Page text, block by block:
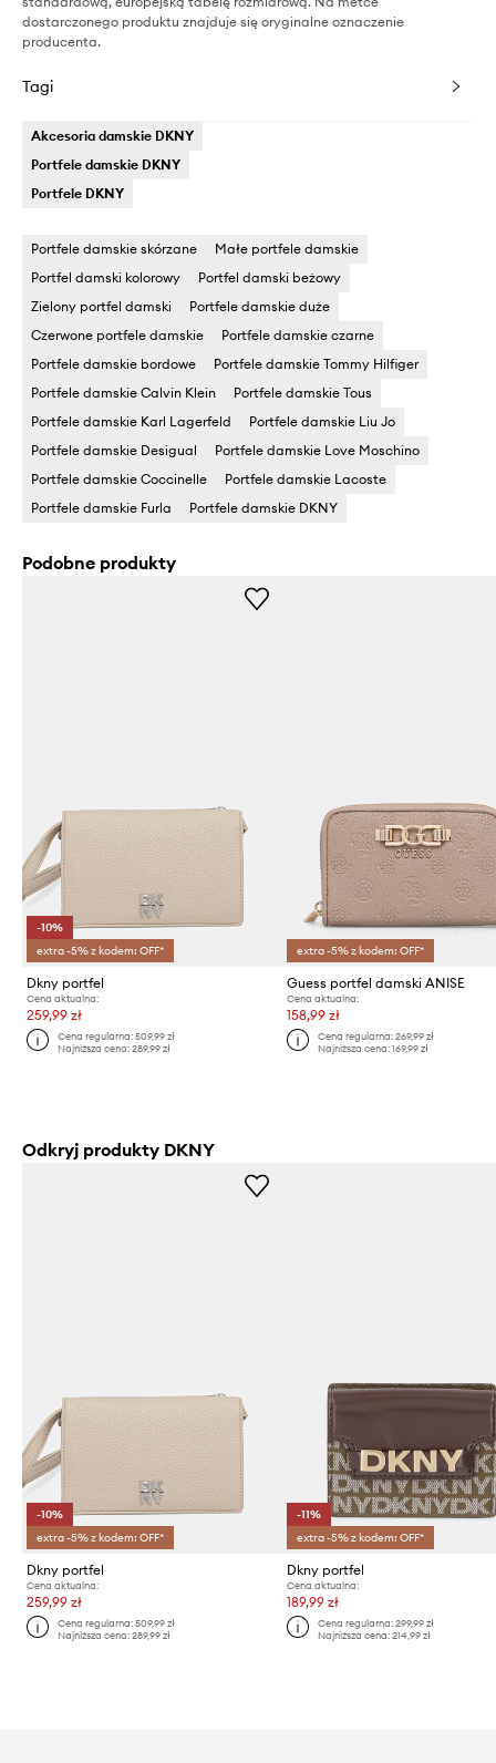
dostarczonego produktu znajduje się oryginalne oznaczenie
producenta.
Tagi
Akcesoria damskie DKNY
Portfele damskie DKNY
Portfele DKNY
Portfele damskie skórzane
Małe portfele damskie
Portfel damski kolorowy
Portfel damski beżowy
Zielony portfel damski
Portfele damskie duże
Czerwone portfele damskie
Portfele damskie czarne
Portfele damskie bordowe
Portfele damskie Tommy Hilfiger
Portfele damskie Calvin Klein
Portfele damskie Tous
Portfele damskie Karl Lagerfeld
Portfele damskie Liu Jo
Portfele damskie Desigual
Portfele damskie Love Moschino
Portfele damskie Coccinelle
Portfele damskie Lacoste
Portfele damskie Furla
Portfele damskie DKNY
Podobne produkty
-10%
extra -5% z kodem: OFF*
Dkny portfel
Cena aktualna:
259,99 zł
Cena regularna:509,99 zł
Najniższa cena:289,99 zł
extra -5% z kodem: OFF*
Guess portfel damski ANISE
Cena aktualna:
158,99 zł
Cena regularna: 269,99 zł
Najniższa cena: 169,99 zł
Odkryj produkty DKNY
-10%
extra -5% z kodem: OFF*
Dkny portfel
Cena aktualna:
259,99 zł
Cena regularna:509,99 zł
Najniższa cena:289,99 zł
-11%
extra -5% z kodem: OFF*
Dkny portfel
Cena aktualna:
189,99 zł
Cena regularna: 299,99 zł
Najniższa cena: 214,99 zł